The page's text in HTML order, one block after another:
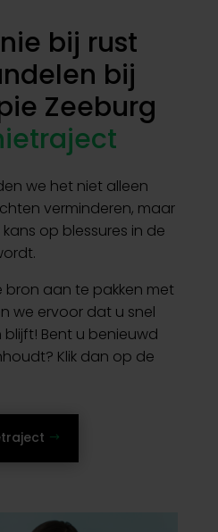
bij rust
bij
Zeeburg
we het niet alleen
verminderen, maar
op blessures in de
bron aan te pakken met
we ervoor dat u snel
Bent u benieuwd
Klik dan op de